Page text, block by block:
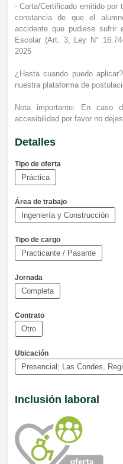
- Carta/Certificado emitido por
constancia de que el
accidente que pudiese
Escolar (Art. 3, Ley N°
2025
¿Hasta cuando puedo
nuestra plataforma de
Nota importante: En caso
accesibilidad por favor no
Detalles
Tipo de oferta
Práctica
Área de trabajo
Ingeniería y Construcción
Tipo de cargo
Practicante / Pasante
Jornada
Completa
Contrato
Otro
Ubicación
Presencial; Las Condes,
Inclusión laboral